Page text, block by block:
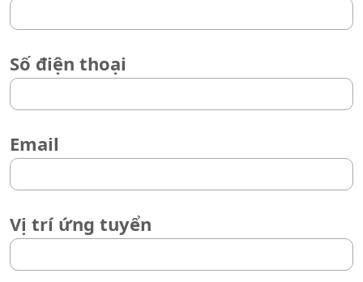
Số điện thoại
Email
Vị trí ứng tuyển